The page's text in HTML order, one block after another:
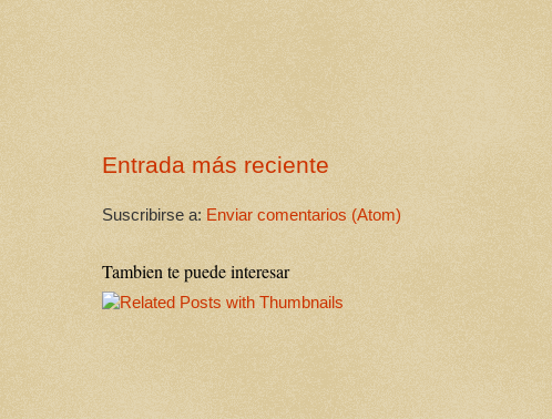
Entrada más reciente
Suscribirse a: Enviar comentarios (Atom)
Tambien te puede interesar